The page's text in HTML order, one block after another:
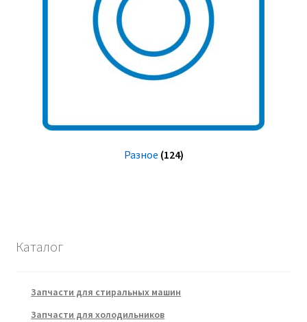
Разное (124)
Каталог
Запчасти для стиральных машин
Запчасти для холодильников